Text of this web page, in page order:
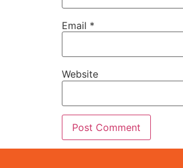
Email *
Website